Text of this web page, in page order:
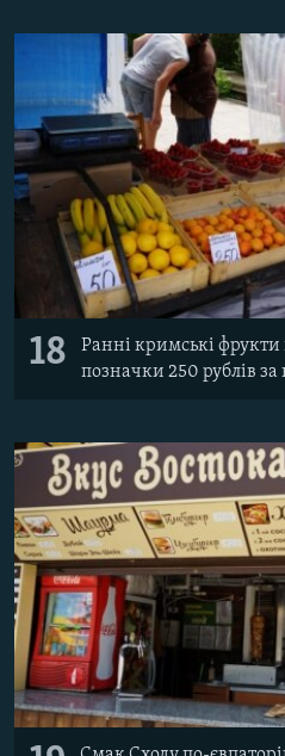
18
Ранні кримські фрукти
позначки 250 рублів за